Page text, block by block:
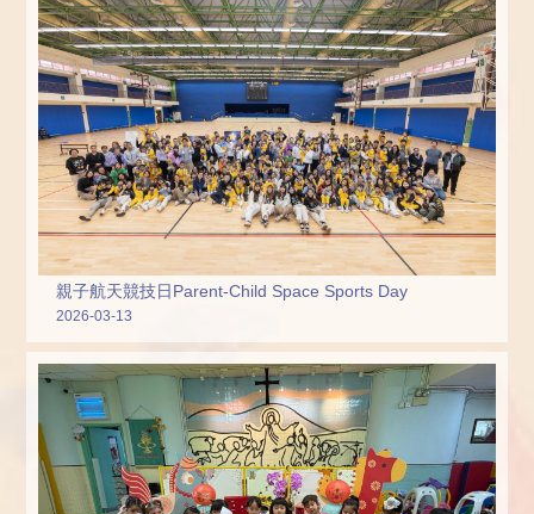
親子航天競技日Parent-Child Space Sports Day
2026-03-13